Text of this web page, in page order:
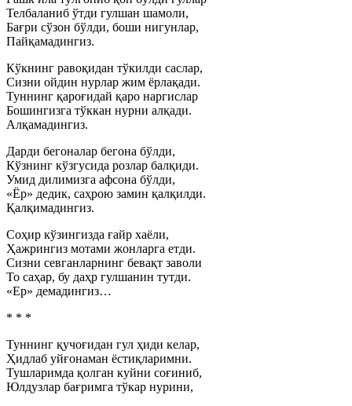
Телбаланиб ўтди гулшан шамоли,
Бағри сўзон бўлди, боши нигунлар,
Пайқамадингиз.
Кўкнинг равоқидан тўкилди саслар,
Сизни ойдин нурлар жим ёрлақади.
Туннинг қароғидай қаро наргислар
Бошингизга тўккан нурни алқади.
Алқамадингиз.
Дарди бегоналар бегона бўлди,
Кўзнинг кўзгусида розлар балқиди.
Умид дилимизга афсона бўлди,
«Ёр» дедик, саҳрою замин қалқилди.
Қалқимадингиз.
Соҳир кўзингизда ғайр хаёли,
Ҳажрингиз мотами жонларга етди.
Сизни севганларнинг бевақт заволи
То саҳар, бу даҳр гулшанин тутди.
«Ер» демадингиз…
* * *
Туннинг қучоғидан гул ҳиди келар,
Ҳидлаб уйғонаман ёстиқларимни.
Тушларимда қолган куйни соғиниб,
Юлдузлар бағримга тўкар нурини,